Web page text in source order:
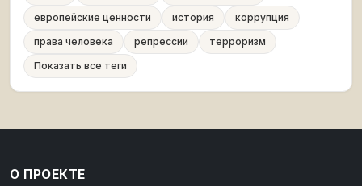
европейские ценности
история
коррупция
права человека
репрессии
терроризм
Показать все теги
О ПРОЕКТЕ